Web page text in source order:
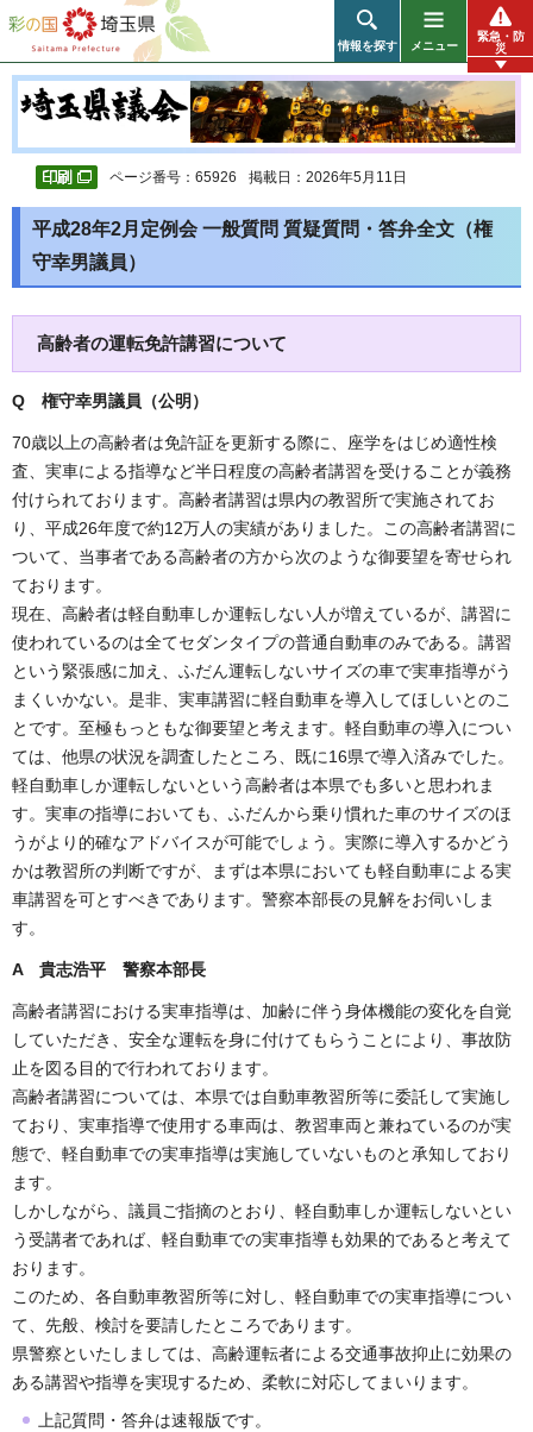
彩の国 埼玉県
情報を探す メニュー
緊急・防
災
ページ番号：65926 掲載日：2026年5月11日
平成28年2月定例会 一般質問 質疑質問・答弁全文（権
守幸男議員）
高齢者の運転免許講習について
Q 権守幸男議員（公明 ）
70歳以上の高齢者は免許証を更新する際に、座学をはじめ適性検
査、実車による指導など半日程度の高齢者講習を受けることが義務
付けられております。高齢者講習は県内の教習所で実施されてお
り、平成26年度で約12万人の実績がありました。この高齢者講習に
ついて、当事者である高齢者の方から次のような御要望を寄せられ
ております。
現在、高齢者は軽自動車しか運転しない人が増えているが、講習に
使われているのは全てセダンタイプの普通自動車のみである。講習
という緊張感に加え、ふだん運転しないサイズの車で実車指導がう
まくいかない。是非、実車講習に軽自動車を導入してほしいとのこ
とです。至極もっともな御要望と考えます。軽自動車の導入につい
ては、他県の状況を調査したところ、既に16県で導入済みでした。
軽自動車しか運転しないという高齢者は本県でも多いと思われま
す。実車の指導においても、ふだんから乗り慣れた車のサイズのほ
うがより的確なアドバイスが可能でしょう。実際に導入するかどう
かは教習所の判断ですが、まずは本県においても軽自動車による実
車講習を可とすべきであります。警察本部長の見解をお伺いしま
す。
A 貴志浩平 警察本部長
高齢者講習における実車指導は、加齢に伴う身体機能の変化を自覚
していただき、安全な運転を身に付けてもらうことにより、事故防
止を図る目的で行われております。
高齢者講習については、本県では自動車教習所等に委託して実施し
ており、実車指導で使用する車両は、教習車両と兼ねているのが実
態で、軽自動車での実車指導は実施していないものと承知しており
ます。
しかしながら、議員ご指摘のとおり、軽自動車しか運転しないとい
う受講者であれば、軽自動車での実車指導も効果的であると考えて
おります。
このため、各自動車教習所等に対し、軽自動車での実車指導につい
て、先般、検討を要請したところであります。
県警察といたしましては、高齢運転者による交通事故抑止に効果の
ある講習や指導を実現するため、柔軟に対応してまいります。
上記質問・答弁は速報版です。